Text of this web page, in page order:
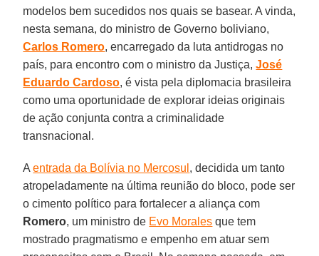
modelos bem sucedidos nos quais se basear. A vinda,
nesta semana, do ministro de Governo boliviano,
Carlos Romero, encarregado da luta antidrogas no
país, para encontro com o ministro da Justiça,José
Eduardo Cardoso, é vista pela diplomacia brasileira
como uma oportunidade de explorar ideias originais
de ação conjunta contra a criminalidade
transnacional.
Aentrada da Bolívia no Mercosul , decidida um tanto
atropeladamente na última reunião do bloco, pode ser
o cimento político para fortalecer a aliança com
Romero, um ministro de Evo Morales que tem
mostrado pragmatismo e empenho em atuar sem